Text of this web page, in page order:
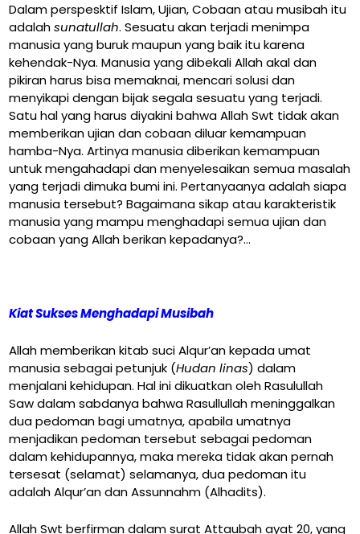
Dalam perspesktif Islam, Ujian, Cobaan atau musibah itu
adalahsunatullah. Sesuatu akan terjadi menimpa
manusia yang buruk maupun yang baik itu karena
kehendak-Nya. Manusia yang dibekali Allah akal dan
pikiran harus bisa memaknai, mencari solusi dan
menyikapi dengan bijak segala sesuatu yang terjadi.
Satu hal yang harus diyakini bahwa Allah Swt tidak akan
memberikan ujian dan cobaan diluar kemampuan
hamba-Nya. Artinya manusia diberikan kemampuan
untuk mengahadapi dan menyelesaikan semua masalah
yang terjadi dimuka bumi ini. Pertanyaanya adalah siapa
manusia tersebut? Bagaimana sikap atau karakteristik
manusia yang mampu menghadapi semua ujian dan
cobaan yang Allah berikan kepadanya?…
Kiat Sukses Menghadapi Musibah
Allah memberikan kitab suci Alqur’an kepada umat
manusia sebagai petunjuk (Hudan linas) dalam
menjalani kehidupan. Hal ini dikuatkan oleh Rasulullah
Saw dalam sabdanya bahwa Rasullullah meninggalkan
dua pedoman bagi umatnya, apabila umatnya
menjadikan pedoman tersebut sebagai pedoman
dalam kehidupannya, maka mereka tidak akan pernah
tersesat (selamat) selamanya, dua pedoman itu
adalah Alqur’an dan Assunnahm (Alhadits).
Allah Swt berfirman dalam surat Attaubah ayat 20, yang